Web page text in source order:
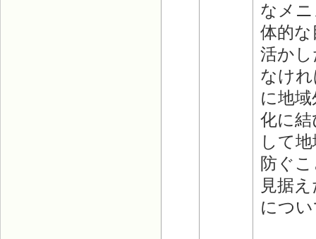
なメ
体的
活か
なけ
に地
化に
して
防ぐ
見据
につ